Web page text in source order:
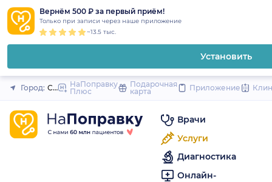
Вернём 500 ₽ за первый приём!
Только при записи через наше приложение
~13.5 тыс.
Установить
Закрыть
Город: Санкт-Петербург
НаПоправку
Плюс
Подарочная
карта
Приложение
Врачи
Услуги
Диагностика
Онлайн-